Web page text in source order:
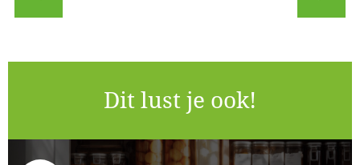
Dit lust je ook!